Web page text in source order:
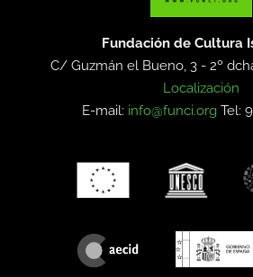
Fundación de Cultura
C/ Guzmán el Bueno, 3 - 2º
Localización
E-mail: info@funci.org Tel: